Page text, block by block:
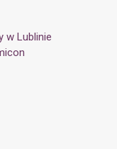
w Lublinie